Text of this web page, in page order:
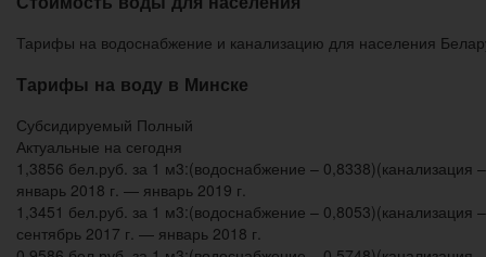
Тарифы на водоснабжение и канализацию для населения
Тарифы на воду в Минске
Субсидируемый Полный
Актуальные на сегодня
1,3856 бел.руб. за 1 м3:(водоснабжение – 0,8338)(канализация
январь 2018 г. — январь 2019 г.
1,3451 бел.руб. за 1 м3:(водоснабжение – 0,8053)(канализация
сентябрь 2017 г. — январь 2018 г.